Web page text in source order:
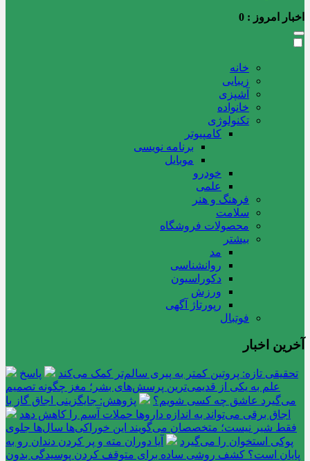
اخبار امروز : 0
خانه
زیبایی
آشپزی
خانواده
تکنولوژی
کامپیوتر
برنامه نویسی
موبایل
خودرو
علمی
فرهنگ و هنر
سلامت
محصولات فروشگاه
بیشتر
مد
روانشناسی
دکوراسیون
ورزش
رپورتاژ آگهی
فوتبال
آخرین اخبار
تحقیقی تازه: پروتین کمتر به پیری سالم‌تر کمک می‌کند
پاسخ
علم به یکی از قدیمی‌ترین پرسش‌های بشر؛ مغز چگونه تصمیم
می‌گیرد عاشق چه کسی شویم؟
پژوهش: جایگزینی اجاق گاز با
اجاق برقی می‌تواند به اندازه داروها حملات آسم را کاهش دهد
فقط شیر نیست؛ متخصصان می‌گویند این خوراکی‌ها سال‌ها جلوی
پوکی استخوان را می‌گیرد
آیا دوران مته و پر کردن دندان رو به
پایان است؟ کشف روشی ساده برای متوقف کردن پوسیدگی بدون